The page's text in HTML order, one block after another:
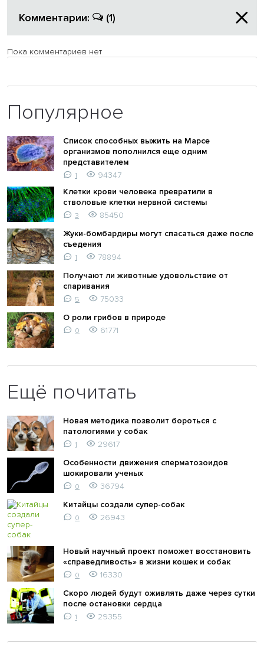
Комментарии: (1)
Пока комментариев нет
Популярное
Список способных выжить на Марсе
организмов пополнился еще одним
представителем
1
94347
Клетки крови человека превратили в
стволовые клетки нервной системы
3
85450
Жуки-бомбардиры могут спасаться даже после
съедения
1
78894
Получают ли животные удовольствие от
спаривания
5
75033
О роли грибов в природе
0 61771
Ещё почитать
Новая методика позволит бороться с
патологиями у собак
1
29617
Особенности движения сперматозоидов
шокировали ученых
0
36794
Китайцы создали супер-собак
0 26943
Новый научный проект поможет восстановить
«справедливость» в жизни кошек и собак
0
16330
Скоро людей будут оживлять даже через сутки
после остановки сердца
1 29355